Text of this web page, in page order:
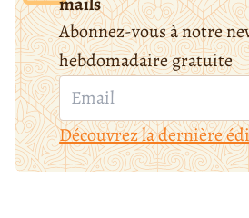
Abonnez-vous à notre
hebdomadaire gratuite
Découvrez la dernière